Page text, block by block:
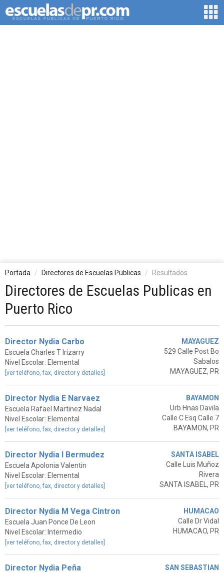
Portada Directores de Escuelas Publicas Resultados
Directores de Escuelas Publicas en
Puerto Rico
Director Nydia Carbo
Escuela Charles T Irizarry
Nivel Escolar: Elemental
[ver teléfono, fax, director y detalles]
MAYAGUEZ
529 Calle Post Bo
Sabalos
MAYAGUEZ, PR
Director Nydia E Narvaez
Escuela Rafael Martinez Nadal
Nivel Escolar: Elemental
[ver teléfono, fax, director y detalles]
BAYAMON
Urb Hnas Davila
Calle C Esq Calle 7
BAYAMON, PR
Director Nydia I Bermudez
Escuela Apolonia Valentin
Nivel Escolar: Elemental
[ver teléfono, fax, director y detalles]
SANTA ISABEL
Calle Luis Muñoz
Rivera
SANTA ISABEL, PR
Director Nydia M Vega Cintron
Escuela Juan Ponce De Leon
Nivel Escolar: Intermedio
[ver teléfono, fax, director y detalles]
HUMACAO
Calle Dr Vidal
HUMACAO, PR
Director Nydia Peña
SAN SEBASTIAN